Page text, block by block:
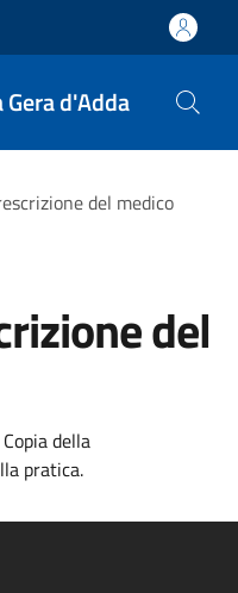
d'Adda
del medico
del
della
pratica.